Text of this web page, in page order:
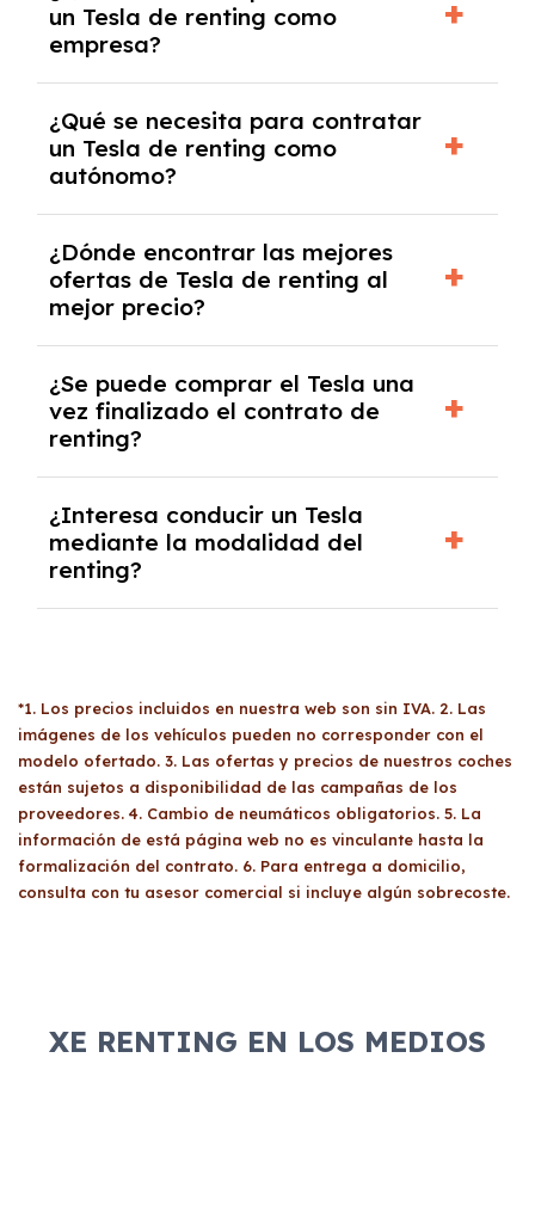
crediticia y un pago inicial.
un Tesla de renting como
empresa?
documentación financiera y, en algunos
casos, un informe de solvencia de la empresa
y un pago inicial.
¿Qué se necesita para contratar
un Tesla de renting como
autónomo?
autónomos, justificante de ingresos y, en
algunos casos, un informe fiscal y un pago
inicial.
¿Dónde encontrar las mejores
ofertas de Tesla de renting al
mejor precio?
mejores ofertas de vehículos de renting con
todos los gastos incluidos y sin pagar
entradas.
¿Se puede comprar el Tesla una
vez finalizado el contrato de
renting?
renting se puede adquirir el coche. En este
caso tendrán que analizar los años, la
cantidad de kilómetros recorridos y el coste
del mercado actual.
¿Interesa conducir un Tesla
mediante la modalidad del
renting?
gusta cambiar de coche cada pocos años.
*1. Los precios incluidos en nuestra web son sin IVA. 2. Las
imágenes de los vehículos pueden no corresponder con el
modelo ofertado. 3. Las ofertas y precios de nuestros coches
están sujetos a disponibilidad de las campañas de los
proveedores. 4. Cambio de neumáticos obligatorios. 5. La
información de está página web no es vinculante hasta la
formalización del contrato. 6. Para entrega a domicilio,
consulta con tu asesor comercial si incluye algún sobrecoste.
XE RENTING EN LOS MEDIOS